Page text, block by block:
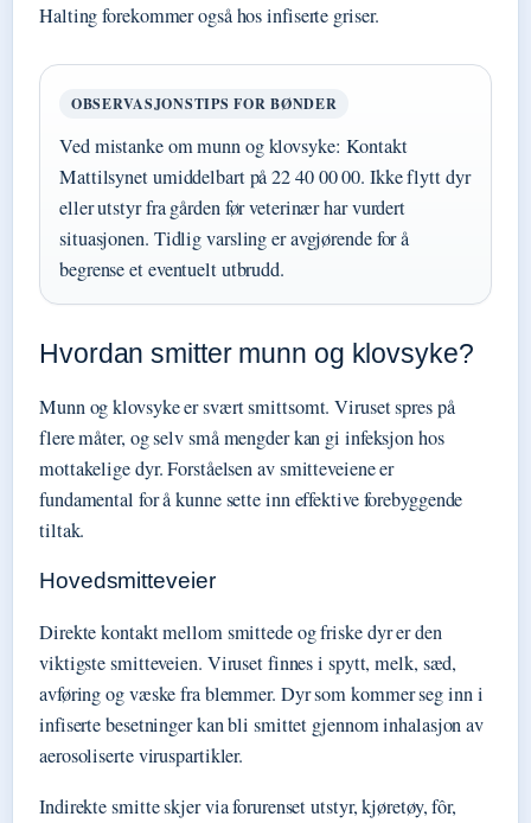
Halting forekommer også hos infiserte griser.
OBSERVASJONSTIPS FOR BØNDER
Ved mistanke om munn og klovsyke: Kontakt
Mattilsynet umiddelbart på 22 40 00 00. Ikke flytt dyr
eller utstyr fra gården før veterinær har vurdert
situasjonen. Tidlig varsling er avgjørende for å
begrense et eventuelt utbrudd.
Hvordan smitter munn og klovsyke?
Munn og klovsyke er svært smittsomt. Viruset spres på
flere måter, og selv små mengder kan gi infeksjon hos
mottakelige dyr. Forståelsen av smitteveiene er
fundamental for å kunne sette inn effektive forebyggende
tiltak.
Hovedsmitteveier
Direkte kontakt mellom smittede og friske dyr er den
viktigste smitteveien. Viruset finnes i spytt, melk, sæd,
avføring og væske fra blemmer. Dyr som kommer seg inn i
infiserte besetninger kan bli smittet gjennom inhalasjon av
aerosoliserte viruspartikler.
Indirekte smitte skjer via forurenset utstyr, kjøretøy, fôr,